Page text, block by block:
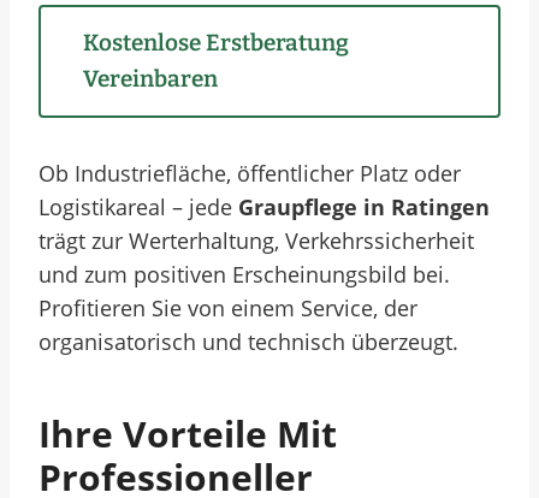
Kostenlose Erstberatung
Vereinbaren
Ob Industriefläche, öffentlicher Platz oder
Logistikareal – jede Graupflege in Ratingen
trägt zur Werterhaltung, Verkehrssicherheit
und zum positiven Erscheinungsbild bei.
Profitieren Sie von einem Service, der
organisatorisch und technisch überzeugt.
Ihre Vorteile Mit
Professioneller